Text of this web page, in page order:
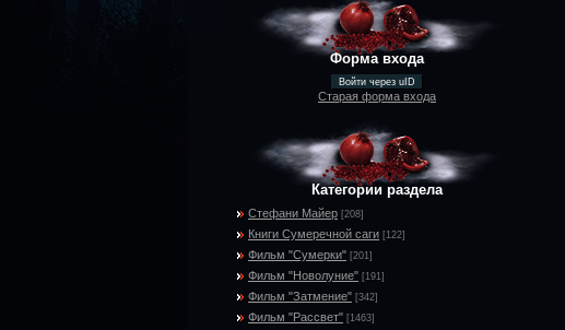
Форма входа
Войти через uID
Старая форма входа
Категории раздела
Стефани Майер [208]
Книги Сумеречной саги [122]
Фильм "Сумерки" [201]
Фильм "Новолуние" [191]
Фильм "Затмение" [342]
Фильм "Рассвет" [1463]